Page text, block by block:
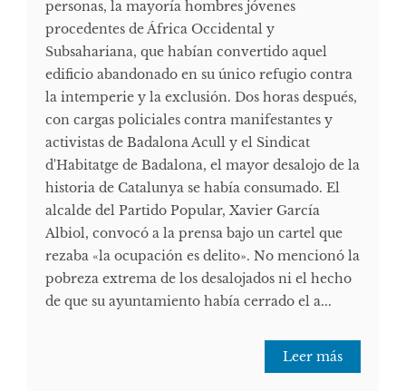
personas, la mayoría hombres jóvenes
procedentes de África Occidental y
Subsahariana, que habían convertido aquel
edificio abandonado en su único refugio contra
la intemperie y la exclusión. Dos horas después,
con cargas policiales contra manifestantes y
activistas de Badalona Acull y el Sindicat
d'Habitatge de Badalona, el mayor desalojo de la
historia de Catalunya se había consumado. El
alcalde del Partido Popular, Xavier García
Albiol, convocó a la prensa bajo un cartel que
rezaba «la ocupación es delito». No mencionó la
pobreza extrema de los desalojados ni el hecho
de que su ayuntamiento había cerrado el a...
Leer más